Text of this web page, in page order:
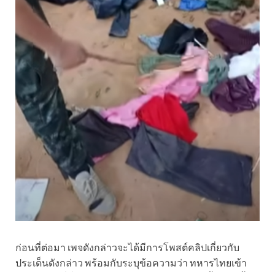
ก่อนที่ต่อมา เพจดังกล่าวจะได้มีการโพสต์คลิปเกี่ยวกับ
ประเด็นดังกล่าว พร้อมกับระบุข้อความว่า ทหารไทยเข้า